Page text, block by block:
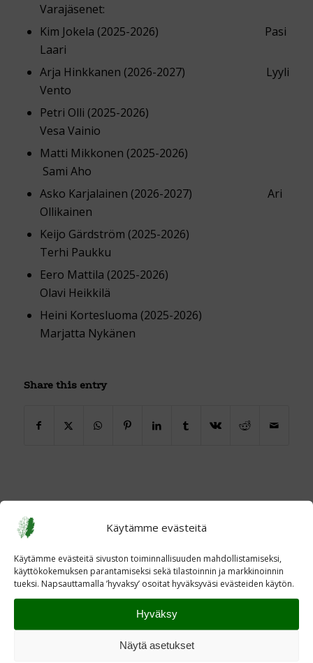
Käytämme evästeitä
Käytämme evästeitä sivuston toiminnallisuuden mahdollistamiseksi,
käyttökokemuksen parantamiseksi sekä tilastoinnin ja markkinoinnin
tueksi. Napsauttamalla ’hyvaksy’ osoitat hyväksyväsi evästeiden käytön.
Hyväksy
Näytä asetukset
Varajäsenet:
Kim Jokela (2025-2026) Pasi
Laari
Arja Hinkkanen (2026-2027) Lyyli
Vento
Petri Olli (2025-2026)
Vesa Vainio
Matti Mikkonen (2025-2026)
Sami Aho
Asko Karjalainen (2026-2027) Ari
Ollikainen
Keijo Gärdström (2025-2026)
Terhi Paukku
Eero Mattila (2025-2026)
Olavi Heikkilä
Heini Kortesluoma (2025-2026)
Marjatta Nykänen
Share this entry